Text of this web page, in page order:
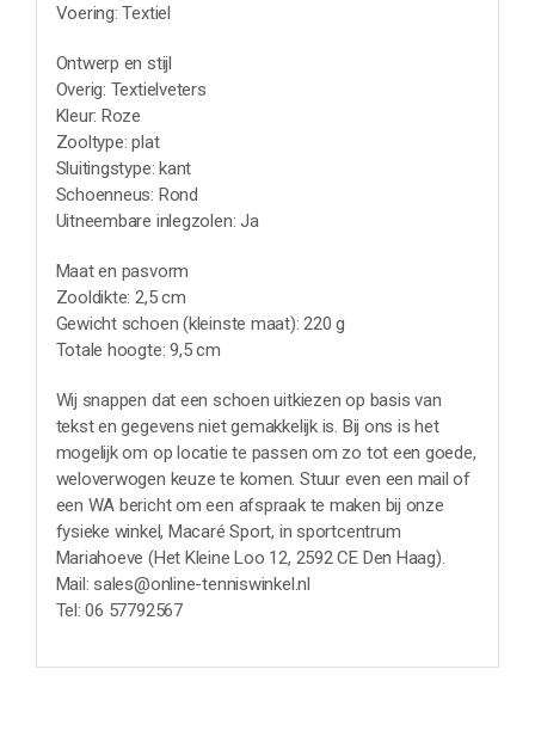
Voering: Textiel
Ontwerp en stijl
Overig: Textielveters
Kleur: Roze
Zooltype: plat
Sluitingstype: kant
Schoenneus: Rond
Uitneembare inlegzolen: Ja
Maat en pasvorm
Zooldikte: 2,5 cm
Gewicht schoen (kleinste maat): 220 g
Totale hoogte: 9,5 cm
Wij snappen dat een schoen uitkiezen op basis van
tekst en gegevens niet gemakkelijk is. Bij ons is het
mogelijk om op locatie te passen om zo tot een goede,
weloverwogen keuze te komen. Stuur even een mail of
een WA bericht om een afspraak te maken bij onze
fysieke winkel, Macaré Sport, in sportcentrum
Mariahoeve (Het Kleine Loo 12, 2592 CE Den Haag).
Mail: sales@online-tenniswinkel.nl
Tel: 06 57792567